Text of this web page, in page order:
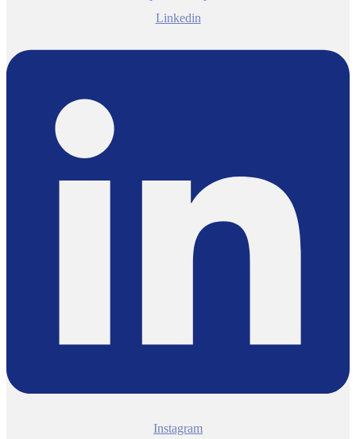
Linkedin
Instagram